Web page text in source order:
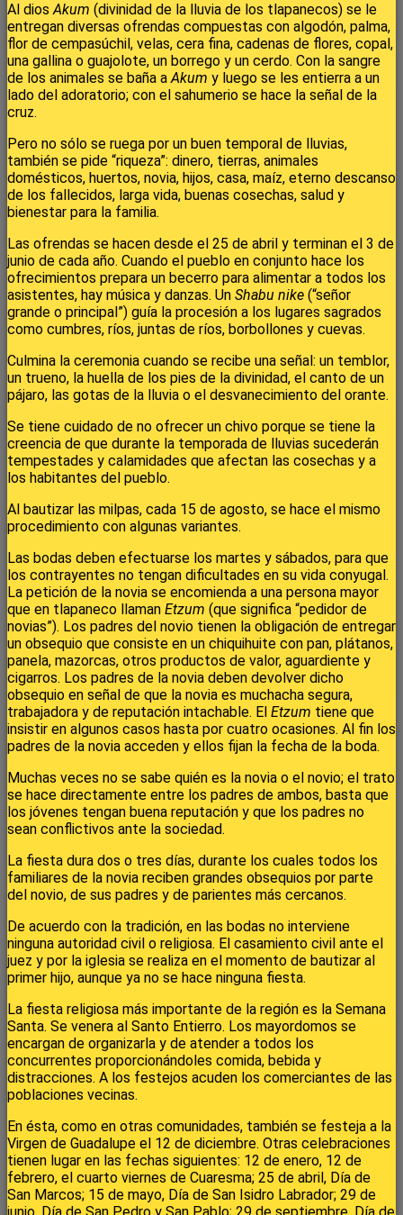
Al diosAkum (divinidad de la lluvia de los tlapanecos) se le
entregan diversas ofrendas compuestas con algodón, palma,
flor de cempasúchil, velas, cera fina, cadenas de flores, copal,
una gallina o guajolote, un borrego y un cerdo. Con la sangre
de los animales se baña aAkum y luego se les entierra a un
lado del adoratorio; con el sahumerio se hace la señal de la
cruz.
Pero no sólo se ruega por un buen temporal de lluvias,
también se pide “riqueza”: dinero, tierras, animales
domésticos, huertos, novia, hijos, casa, maíz, eterno descanso
de los fallecidos, larga vida, buenas cosechas, salud y
bienestar para la familia.
Las ofrendas se hacen desde el 25 de abril y terminan el 3 de
junio de cada año. Cuando el pueblo en conjunto hace los
ofrecimientos prepara un becerro para alimentar a todos los
asistentes, hay música y danzas. Un Shabu nike (“señor
grande o principal”) guía la procesión a los lugares sagrados
como cumbres, ríos, juntas de ríos, borbollones y cuevas.
Culmina la ceremonia cuando se recibe una señal: un temblor,
un trueno, la huella de los pies de la divinidad, el canto de un
pájaro, las gotas de la lluvia o el desvanecimiento del orante.
Se tiene cuidado de no ofrecer un chivo porque se tiene la
creencia de que durante la temporada de lluvias sucederán
tempestades y calamidades que afectan las cosechas y a
los habitantes del pueblo.
Al bautizar las milpas, cada 15 de agosto, se hace el mismo
procedimiento con algunas variantes.
Las bodas deben efectuarse los martes y sábados, para que
los contrayentes no tengan dificultades en su vida conyugal.
La petición de la novia se encomienda a una persona mayor
que en tlapaneco llaman Etzum (que significa “pedidor de
novias”). Los padres del novio tienen la obligación de entregar
un obsequio que consiste en un chiquihuite con pan, plátanos,
panela, mazorcas, otros productos de valor, aguardiente y
cigarros. Los padres de la novia deben devolver dicho
obsequio en señal de que la novia es muchacha segura,
trabajadora y de reputación intachable. El Etzum tiene que
insistir en algunos casos hasta por cuatro ocasiones. Al fin los
padres de la novia acceden y ellos fijan la fecha de la boda.
Muchas veces no se sabe quién es la novia o el novio; el trato
se hace directamente entre los padres de ambos, basta que
los jóvenes tengan buena reputación y que los padres no
sean conflictivos ante la sociedad.
La fiesta dura dos o tres días, durante los cuales todos los
familiares de la novia reciben grandes obsequios por parte
del novio, de sus padres y de parientes más cercanos.
De acuerdo con la tradición, en las bodas no interviene
ninguna autoridad civil o religiosa. El casamiento civil ante el
juez y por la iglesia se realiza en el momento de bautizar al
primer hijo, aunque ya no se hace ninguna fiesta.
La fiesta religiosa más importante de la región es la Semana
Santa. Se venera al Santo Entierro. Los mayordomos se
encargan de organizarla y de atender a todos los
concurrentes proporcionándoles comida, bebida y
distracciones. A los festejos acuden los comerciantes de las
poblaciones vecinas.
En ésta, como en otras comunidades, también se festeja a la
Virgen de Guadalupe el 12 de diciembre. Otras celebraciones
tienen lugar en las fechas siguientes: 12 de enero, 12 de
febrero, el cuarto viernes de Cuaresma; 25 de abril, Día de
San Marcos; 15 de mayo, Día de San Isidro Labrador; 29 de